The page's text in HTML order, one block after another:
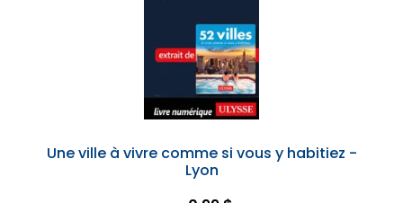
Une ville à vivre comme si vous y habitiez -
Lyon